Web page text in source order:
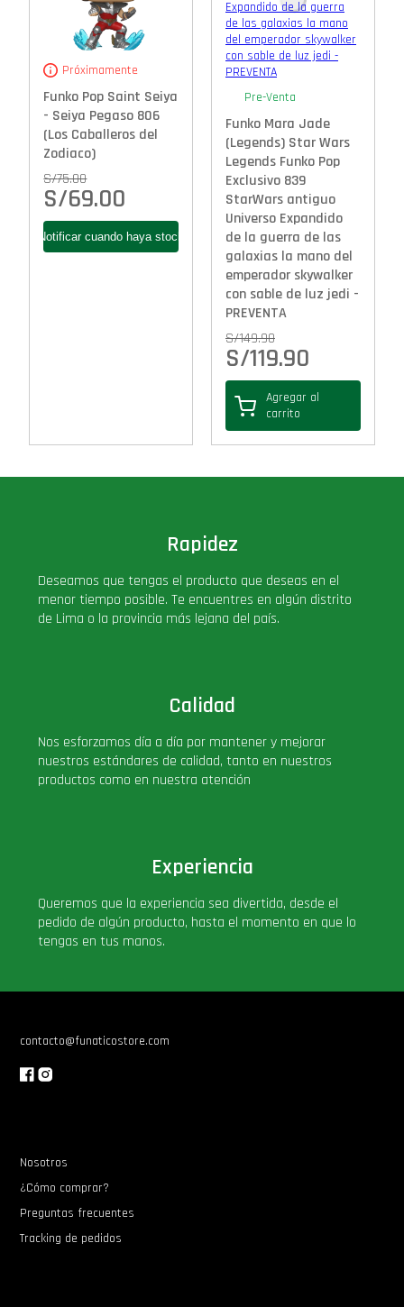
Próximamente
Funko Pop Saint Seiya
- Seiya Pegaso 806
(Los Caballeros del
Zodiaco)
S/75.00
S/69.00
Pre-Venta
Funko Mara Jade
(Legends) Star Wars
Legends Funko Pop
Exclusivo 839
StarWars antiguo
Universo Expandido
de la guerra de las
galaxias la mano del
emperador skywalker
con sable de luz jedi -
PREVENTA
S/149.90
S/119.90
Agregar al
carrito
Rapidez
Deseamos que tengas el producto que deseas en el
menor tiempo posible. Te encuentres en algún distrito
de Lima o la provincia más lejana del país.
Calidad
Nos esforzamos día a día por mantener y mejorar
nuestros estándares de calidad, tanto en nuestros
productos como en nuestra atención
Experiencia
Queremos que la experiencia sea divertida, desde el
pedido de algún producto, hasta el momento en que lo
tengas en tus manos.
contacto@funaticostore.com
Nosotros
¿Cómo comprar?
Preguntas frecuentes
Tracking de pedidos